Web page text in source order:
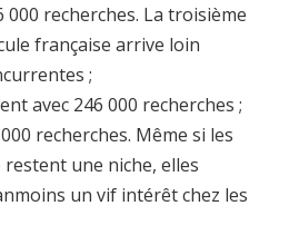
000 recherches. La troisième
française arrive loin
;
avec 246 000 recherches ;
recherches. Même si les
une niche, elles
un vif intérêt chez les